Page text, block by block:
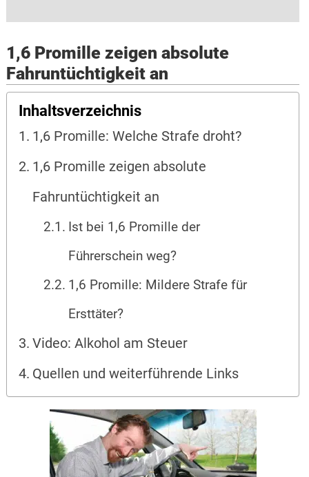
1,6 Promille zeigen absolute
Fahruntüchtigkeit an
Inhaltsverzeichnis
1,6 Promille: Welche Strafe droht?
1,6 Promille zeigen absolute
Fahruntüchtigkeit an
Ist bei 1,6 Promille der
Führerschein weg?
1,6 Promille: Mildere Strafe für
Ersttäter?
Video: Alkohol am Steuer
Quellen und weiterführende Links